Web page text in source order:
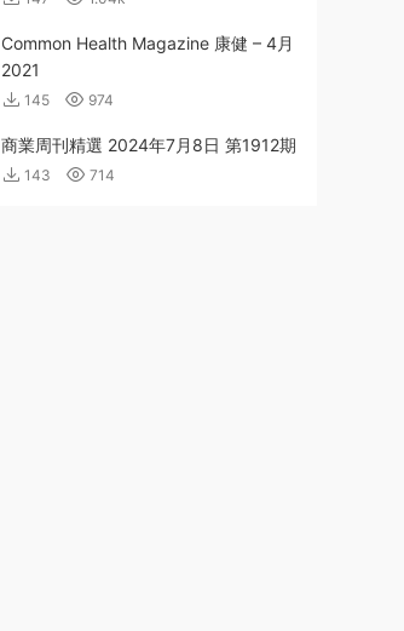
Common Health Magazine 康健 – 4月
2021
145 974
商業周刊精選 2024年7月8日 第1912期
143 714